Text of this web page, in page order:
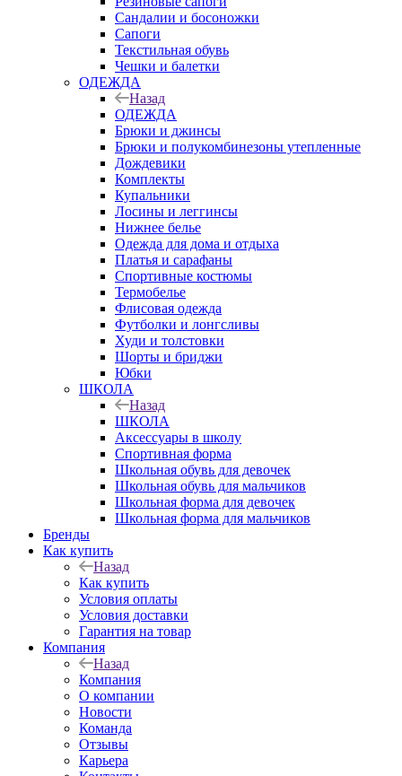
Сандалии и босоножки
Сапоги
Текстильная обувь
Чешки и балетки
ОДЕЖДА
Назад
ОДЕЖДА
Брюки и джинсы
Брюки и полукомбинезоны утепленные
Дождевики
Комплекты
Купальники
Лосины и леггинсы
Нижнее белье
Одежда для дома и отдыха
Платья и сарафаны
Спортивные костюмы
Термобелье
Флисовая одежда
Футболки и лонгсливы
Худи и толстовки
Шорты и бриджи
Юбки
ШКОЛА
Назад
ШКОЛА
Аксессуары в школу
Спортивная форма
Школьная обувь для девочек
Школьная обувь для мальчиков
Школьная форма для девочек
Школьная форма для мальчиков
Бренды
Как купить
Назад
Как купить
Условия оплаты
Условия доставки
Гарантия на товар
Компания
Назад
Компания
О компании
Новости
Команда
Отзывы
Карьера